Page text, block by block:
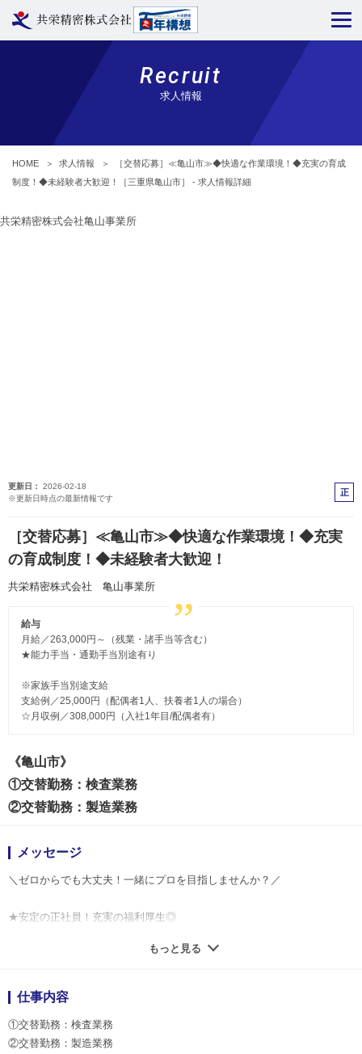
Recruit
求人情報
HOME ＞ 求人情報 ＞
［交替応募］≪亀山市≫◆快適な作業環境！◆充実の育成
制度！◆未経験者大歓迎！［三重県亀山市］ - 求人情報詳細
更新日
2026-02-18
※更新日時点の最新情報です
正
［交替応募］≪亀山市≫◆快適な作業環境！◆充実
の育成制度！◆未経験者大歓迎！
共栄精密株式会社 亀山事業所
給与
月給／263,000円～（残業・諸手当等含む）
★能力手当・通勤手当別途有り
※家族手当別途支給
支給例／25,000円（配偶者1人、扶養者1人の場合）
☆月収例／308,000円（入社1年目/配偶者有）
《亀山市》
①交替勤務：検査業務
②交替勤務：製造業務
メッセージ
＼ゼロからでも大丈夫！一緒にプロを目指しませんか？／
★安定の正社員！充実の福利厚生◎
その希望を当社で叶えませんか？
当社なら、安心の将来設計が描けますよ♪
もっと見る
仕事内容
①交替勤務：検査業務
②交替勤務：製造業務